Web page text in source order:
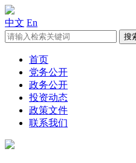
中文 En
首页
党务公开
政务公开
投资动态
政策文件
联系我们